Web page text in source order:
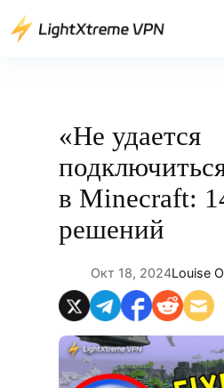
Перейти
«Не удается
в Minecraft:
решений
Окт 18, 2024Louise